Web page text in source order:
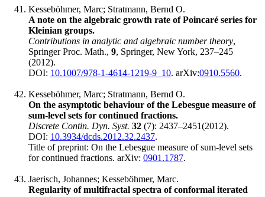
Kesseböhmer, Marc; Stratmann, Bernd O.
A note on the algebraic growth rate of Poincaré series for
Kleinian groups.
Contributions in analytic and algebraic number theory,
Springer Proc. Math., 9, Springer, New York, 237–245
(2012).
DOI: 10.1007/978-1-4614-1219-9_10. arXiv:0910.5560.
Kesseböhmer, Marc; Stratmann, Bernd O.
On the asymptotic behaviour of the Lebesgue measure of
sum-level sets for continued fractions.
Discrete Contin. Dyn. Syst. 32 (7): 2437‍–2451(2012).
DOI: 10.3934/dcds.2012.32.2437.
Title of preprint: On the Lebesgue measure of sum-level sets
for continued fractions. arXiv: 0901.1787.
Jaerisch, Johannes; Kesseböhmer, Marc.
Regularity of multifractal spectra of conformal iterated